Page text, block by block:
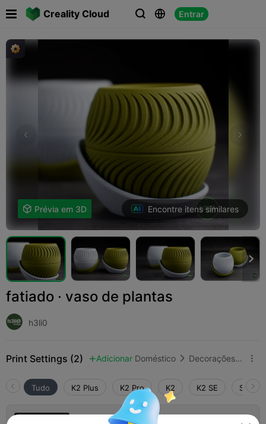
Creality Cloud   Entrar
 
 Prévia em 3D Encontre itens similares

fatiado · vaso de plantas
h3li0
Print Settings (2)  Adicionar Doméstico  Decorações e Ornamentos para Casa 
Tudo K2 Plus K2 Pro K2 K2 SE